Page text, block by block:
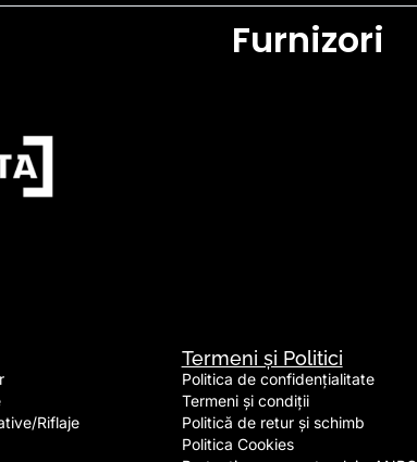
Furnizori
Riflaje
Termeni și Politici
Politica de confidențialitate
Termeni și condiții
Politică de retur și schimb
Politica Cookies